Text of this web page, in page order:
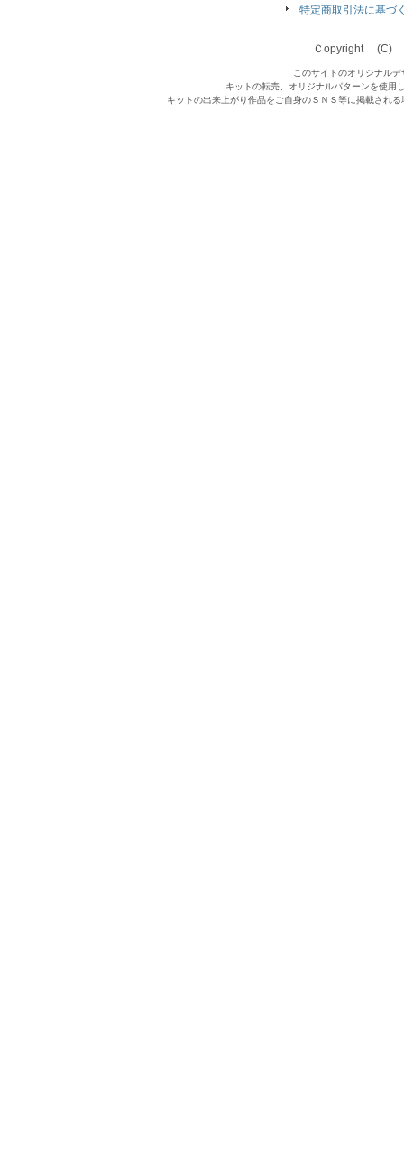
特定商取引法に基づ
Ｃopyright (C)
このサイトのオリジナル
キットの転売、オリジナルパターンを使用
キットの出来上がり作品をご自身のＳＮＳ等に掲載され